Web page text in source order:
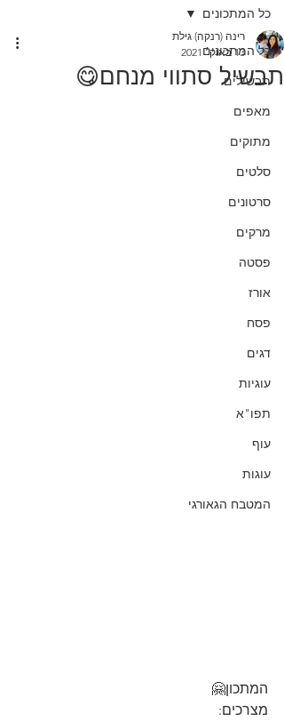
כל המתכונים
תבשילים
מאפים
מתוקים
סלטים
סרטונים
מרקים
פסטה
אורז
פסח
דגים
עוגיות
תפו"א
עוף
עוגות
המטבח הגאורגי
כל המתכונים
תבשיל סתווי מנחם😋
רינה (רנקה) גילת
13 באוק׳ 2021
המתכון🤗
מצרכים: